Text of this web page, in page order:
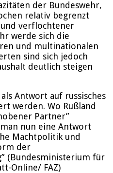
der Bundeswehr,
relativ begrenzt
verflochtener
werde sich die
und multinationalen
sind sich jedoch
deutlich steigen
Antwort auf russisches
werden. Wo Rußland
Partner”
nun eine Antwort
Machtpolitik und
der
(Bundesministerium für
Online/ FAZ)